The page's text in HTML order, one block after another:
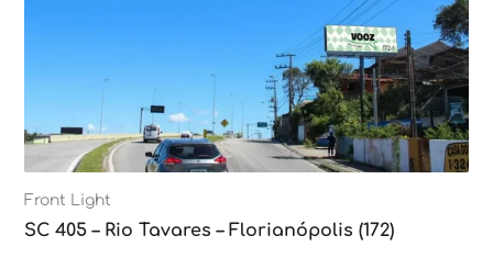
Front Light
SC 405 – Rio Tavares – Florianópolis (172)